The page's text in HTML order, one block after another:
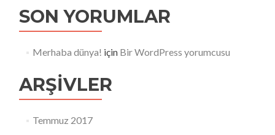
SON YORUMLAR
Merhaba dünya! için Bir WordPress yorumcusu
ARŞIVLER
Temmuz 2017